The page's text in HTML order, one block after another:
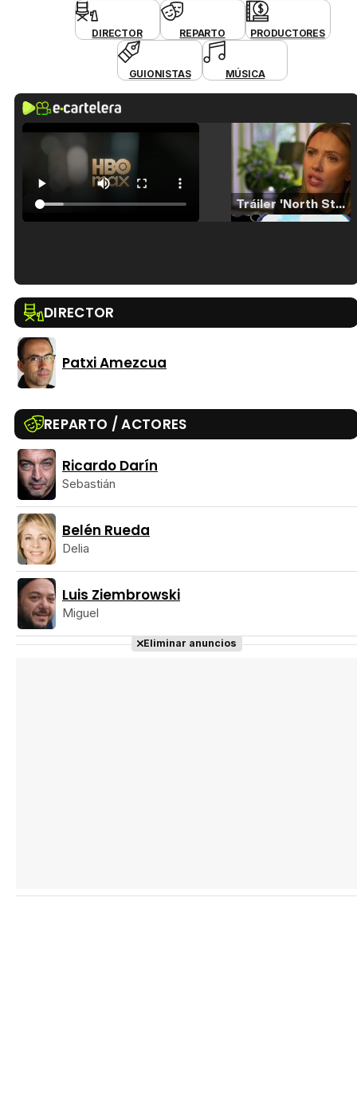
DIRECTOR REPARTO PRODUCTORES
GUIONISTAS MÚSICA
Tráiler 'North Star' (2023)
Tráiler en español de 'La isla olvidada'
Tráiler en español 'Outcome' (2026)
DIRECTOR
Patxi Amezcua
REPARTO / ACTORES
Ricardo Darín
Sebastián
Belén Rueda
Delia
Luis Ziembrowski
Miguel
Eliminar anuncios